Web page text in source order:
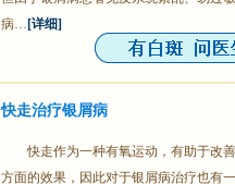
病… [详细]
快走治疗银屑病
快走作为一种有氧运动，有助于改
方面的效果，因此对于银屑病治疗也有